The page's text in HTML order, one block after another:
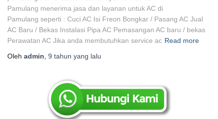
Pamulang menerima jasa dan layanan untuk AC di
Pamulang seperti : Cuci AC Isi Freon Bongkar / Pasang AC Jual
AC Baru / Bekas Instalasi Pipa AC Pemasangan AC baru / bekas
Perawatan AC Jika anda membutuhkan service ac Read more
Oleh admin 9 tahun yang lalu